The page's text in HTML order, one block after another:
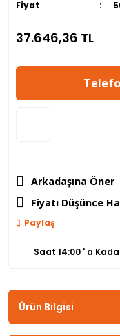
Fiyat
37.646,36 TL
Arkadaşına Öner
Fiyatı Düşünce
Paylaş
Saat 14:00 ' a
Ürün Bilgisi